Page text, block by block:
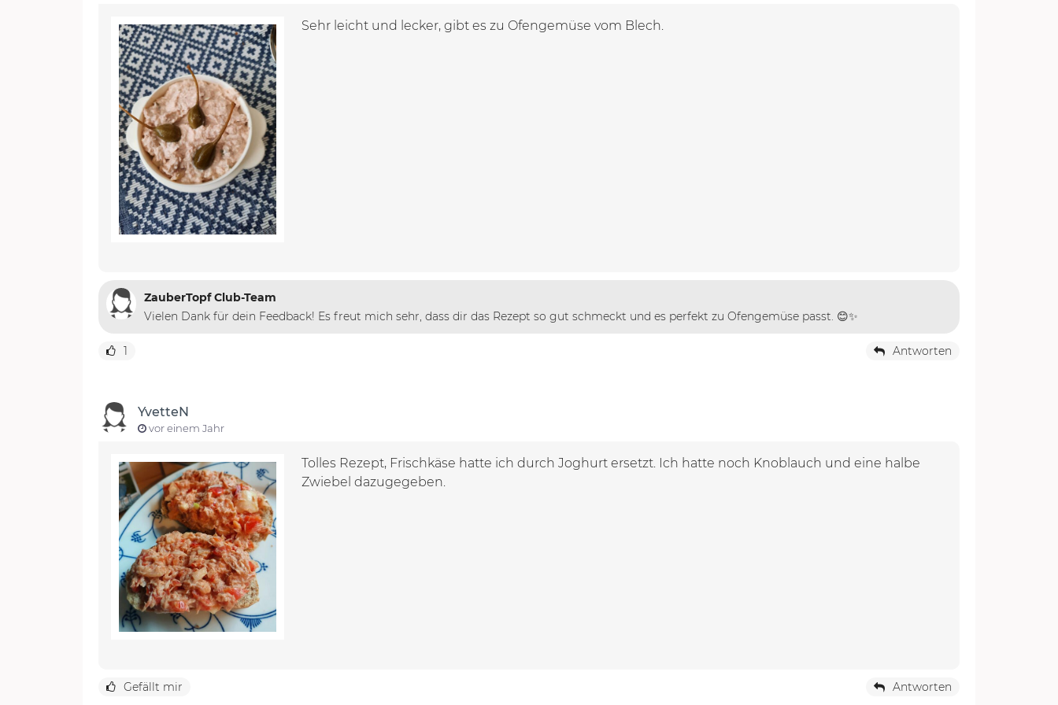
Sehr leicht und lecker, gibt es zu Ofengemüse vom Blech.
ZauberTopf Club-Team
Vielen Dank für dein Feedback! Es freut mich sehr, dass dir das Rezept so gut schmeckt und es perfekt zu Ofengemüse passt. 😊✨
1 Antworten
YvetteN
vor einem Jahr
Tolles Rezept, Frischkäse hatte ich durch Joghurt ersetzt. Ich hatte noch Knoblauch und eine halbe
Zwiebel dazugegeben.
Gefällt mir Antworten